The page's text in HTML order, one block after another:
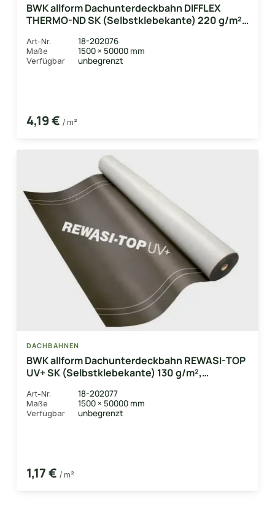
BWK allform Dachunterdeckbahn DIFFLEX
THERMO-ND SK (Selbstklebekante) 220 g/m²,
Art-Nr. 18-202076
Maße 1500 × 50000 mm
Verfügbar unbegrenzt
4,19 € / m²
DACHBAHNEN
BWK allform Dachunterdeckbahn REWASI-TOP
UV+ SK (Selbstklebekante) 130 g/m²,
Art-Nr. 18-202077
Maße 1500 × 50000 mm
Verfügbar unbegrenzt
1,17 € / m²